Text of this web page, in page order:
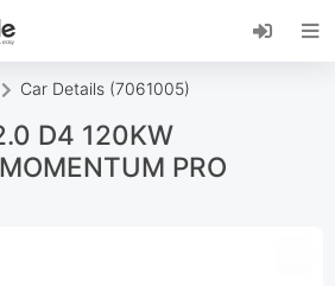
internetową eCarsTrade,
i otrzymuj
Car Details (7061005)
D4 120KW
PRO